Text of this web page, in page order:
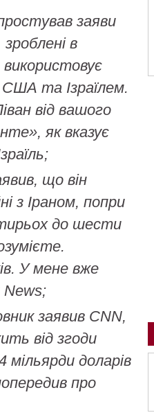
заяви
в
США та Ізраїлем.
від вашого
як вказує
що він
з Іраном, попри
до шести
У мене вже
News;
заявив CNN,
від згоди
мільярди доларів
про